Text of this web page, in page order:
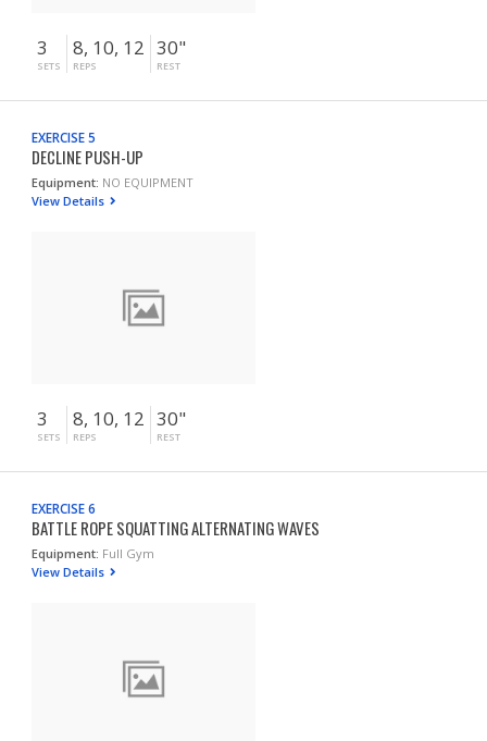
3
SETS
8, 10, 12
REPS
30"
REST
EXERCISE 5
DECLINE PUSH-UP
Equipment: NO EQUIPMENT
View Details
3
SETS
8, 10, 12
REPS
30"
REST
EXERCISE 6
BATTLE ROPE SQUATTING ALTERNATING WAVES
Equipment: Full Gym
View Details